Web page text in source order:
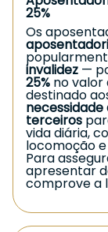
25%
Os
invalidez —
25% no valor
destinado
terceiros
vida diária,
locomoção
Para
apresentar
comprove a
principais
médicos,
de exames